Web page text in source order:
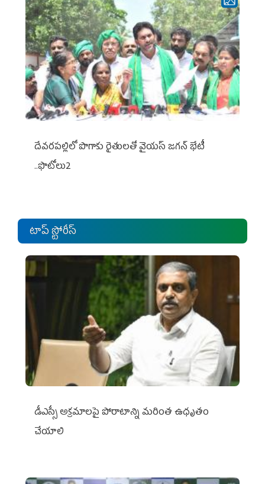
దేవరపల్లిలో పొగాకు రైతులతో వైయస్ జగన్ భేటీ
..ఫొటోలు2
టాప్ స్టోరీస్
డీఎస్సీ అక్రమాలపై పోరాటాన్ని మరింత ఉధృతం
చేయాలి